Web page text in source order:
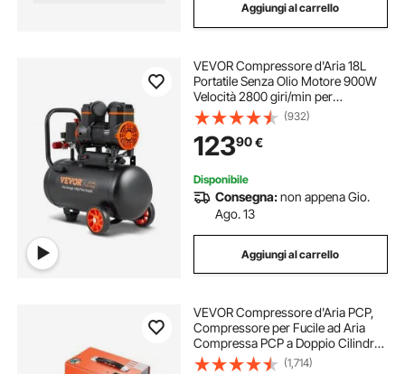
frigorifero portatile 36l
mini compressori portatili
congelatore portatile
frigoriferi portatili portatili frigo portatile
frigorifero portatile
Aggiungi al carrello
VEVOR Compressore d'Aria 18L
Portatile Senza Olio Motore 900W
Velocità 2800 giri/min per
Aerografo Inchiodatura,
Compressore d'Aria a Secco
Portatile Rumore 70dB 2 Silenziatori
Temperatura -50℃ - 40℃
(932)
12390€
Disponibile
Consegna:non appena Gio.
Ago. 13
Aggiungi al carrello
VEVOR Compressore d'Aria PCP,
Compressore per Fucile ad Aria
Compressa PCP a Doppio Cilindro
da 800 W, 30 MPa con Sistema di
(1,714)